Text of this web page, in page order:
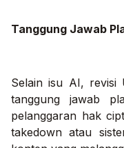
Tanggung Jawab
Selain isu AI, revisi
tanggung jawab
pelanggaran hak
takedown atau